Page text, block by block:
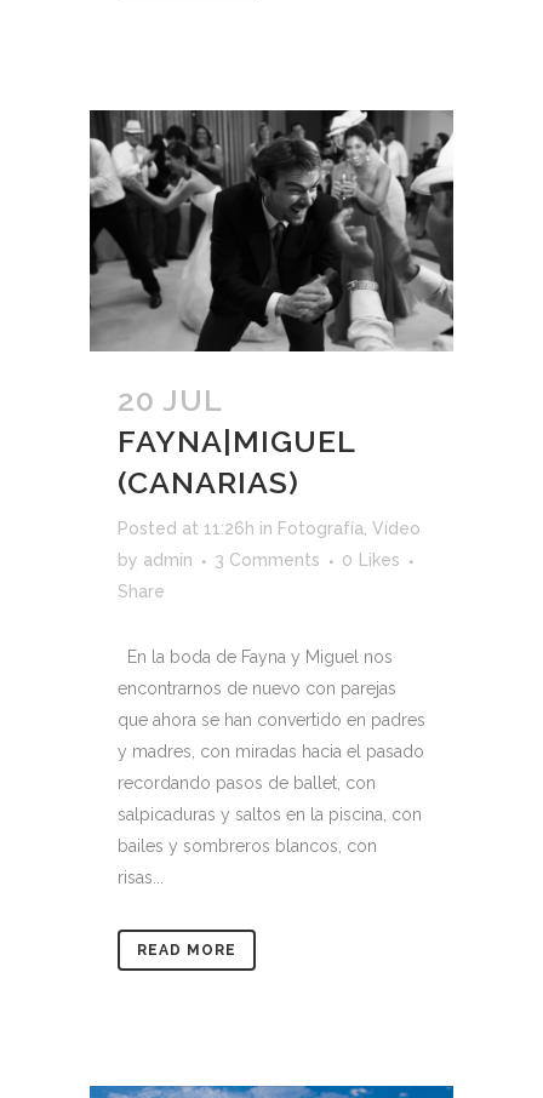
20 JUL
FAYNA|MIGUEL
(CANARIAS)
Posted at 11:26h in Fotografía, Vídeo
by admin 3 Comments 0 Likes
Share
En la boda de Fayna y Miguel nos
encontrarnos de nuevo con parejas
que ahora se han convertido en padres
y madres, con miradas hacia el pasado
recordando pasos de ballet, con
salpicaduras y saltos en la piscina, con
bailes y sombreros blancos, con
risas...
READ MORE